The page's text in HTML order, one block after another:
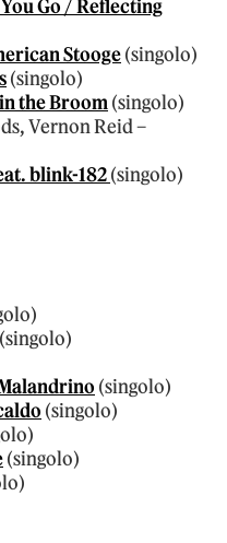
Go / Reflecting
Stooge(singolo)
(singolo)
the Broom(singolo)
Vernon Reid –
blink-182(singolo)
(singolo)
(singolo)
(singolo)
(singolo)